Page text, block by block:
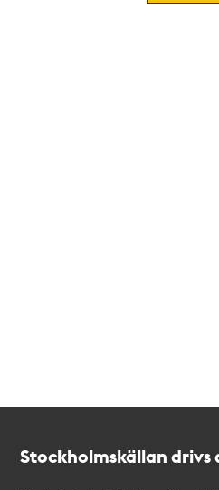
Stockholmskällan drivs